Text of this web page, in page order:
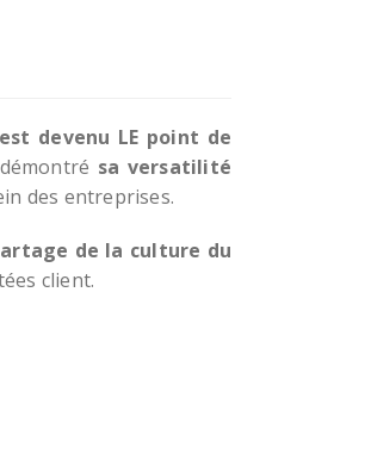
devenu LE point de
sa versatilité
des entreprises.
de la culture du
client.